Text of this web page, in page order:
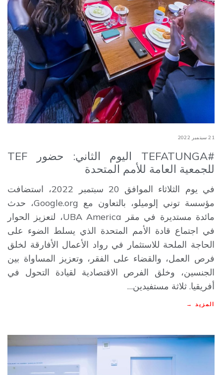
21 سبتمبر 2022
#TEFATUNGA اليوم الثاني: حضور TEF
للجمعية العامة للأمم المتحدة
في يوم الثلاثاء الموافق 20 سبتمبر 2022، استضافت
مؤسسة توني إلوميلو، بالتعاون مع Google.org، حدث
مائدة مستديرة في مقر UBA America، لتعزيز الحوار
في اجتماع قادة الأمم المتحدة الذي يسلط الضوء على
الحاجة الملحة للاستثمار في رواد الأعمال الأفارقة لخلق
فرص العمل، والقضاء على الفقر، وتعزيز المساواة بين
الجنسين، وخلق الفرص الاقتصادية لقيادة التحول في
أفريقيا. ثلاثة مستفيدين…
المزيد →